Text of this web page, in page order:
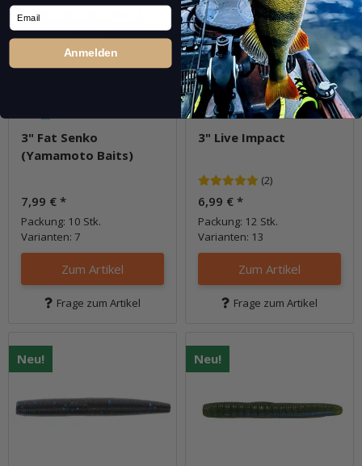
3" Fat Senko
(Yamamoto Baits)
7,99 € *
Packung: 10 Stk.
Varianten: 7
Zum Artikel
Frage zum Artikel
3" Live Impact
(2)
6,99 € *
Packung: 12 Stk.
Varianten: 13
Zum Artikel
Frage zum Artikel
Neu! Neu!
Email
Anmelden